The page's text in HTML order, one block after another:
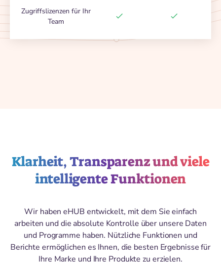
Zugriffslizenzen für Ihr
Team
Klarheit, Transparenz und viele
intelligente Funktionen
Wir haben eHUB entwickelt, mit dem Sie einfach
arbeiten und die absolute Kontrolle über unsere Daten
und Programme haben. Nützliche Funktionen und
Berichte ermöglichen es Ihnen, die besten Ergebnisse für
Ihre Marke und Ihre Produkte zu erzielen.